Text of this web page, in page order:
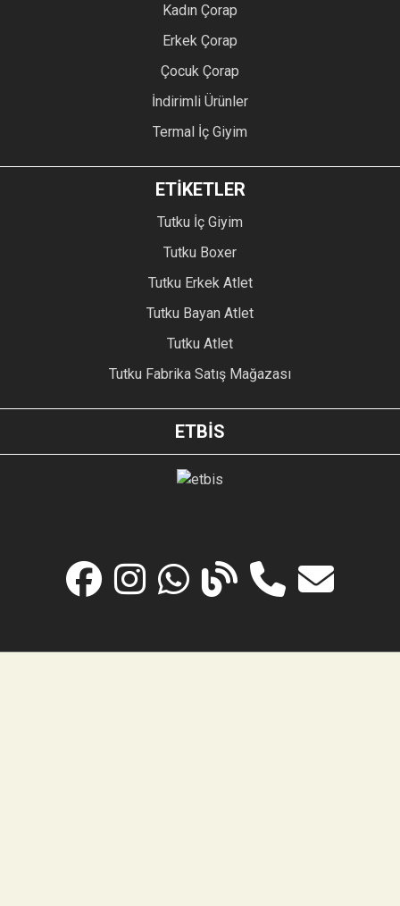
Kadın Çorap
Erkek Çorap
Çocuk Çorap
İndirimli Ürünler
Termal İç Giyim
ETİKETLER
Tutku İç Giyim
Tutku Boxer
Tutku Erkek Atlet
Tutku Bayan Atlet
Tutku Atlet
Tutku Fabrika Satış Mağazası
ETBİS